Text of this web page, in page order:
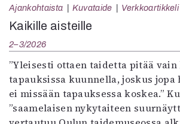
Ajankohtaista Kuvataide Verkkoartikkeli
Kaikille aisteille
2–3/2026
”Yleisesti ottaen taidetta pitää vain
tapauksissa kuunnella, joskus
ei missään tapauksessa koskea.”
”saamelaisen nykytaiteen